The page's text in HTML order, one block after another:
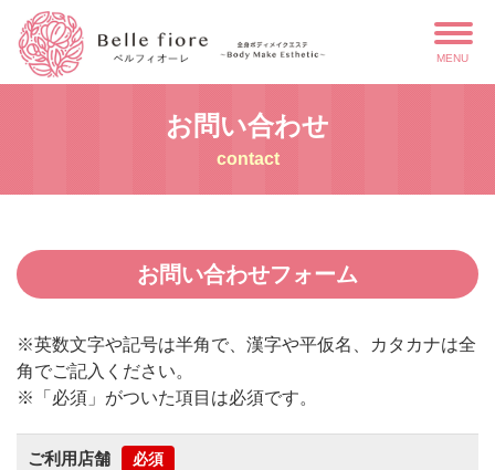
MENU
お問い合わせ
contact
お問い合わせフォーム
※英数文字や記号は半角で、漢字や平仮名、カタカナは全
角でご記入ください。
※「必須」がついた項目は必須です。
ご利用店舗 必須